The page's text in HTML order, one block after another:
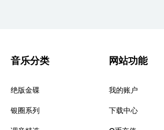
音乐分类
绝版金碟
银圈系列
网站功能
我的账户
下载中心